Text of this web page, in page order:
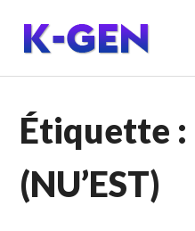
contenu
principal
K-GEN
Étiquette :
(NU’EST)